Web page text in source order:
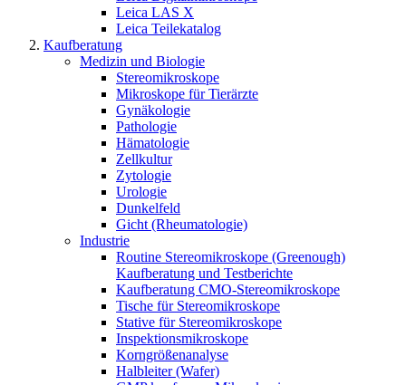
Leica LAS X
Leica Teilekatalog
Kaufberatung
Medizin und Biologie
Stereomikroskope
Mikroskope für Tierärzte
Gynäkologie
Pathologie
Hämatologie
Zellkultur
Zytologie
Urologie
Dunkelfeld
Gicht (Rheumatologie)
Industrie
Routine Stereomikroskope (Greenough)
Kaufberatung und Testberichte
Kaufberatung CMO-Stereomikroskope
Tische für Stereomikroskope
Stative für Stereomikroskope
Inspektionsmikroskope
Korngrößenanalyse
Halbleiter (Wafer)